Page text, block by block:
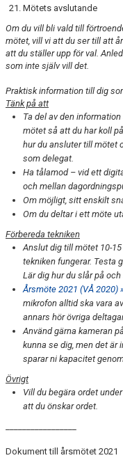
Mötets avslutande
Om du vill bli vald till
mötet, vill vi att du ser till att
att du ställer upp för val.
som inte själv vill det.
Praktisk information till dig
Tänk på att
Ta del av den
mötet så att du har koll
hur du ansluter till mötet
som delegat.
Ha tålamod – vid ett
och mellan
Om möjligt, sitt enskilt
Om du deltar i ett möte
Förbereda tekniken
Anslut dig till mötet 10-
tekniken fungerar. Testa
Lär dig hur du slår på
Årsmöte 2021 (VÅ 2020)
mikrofon alltid ska vara
annars hör övriga
Använd gärna kameran
kunna se dig, men det är
sparar ni kapacitet
Övrigt
Vill du begära ordet
att du önskar ordet.
Dokument till årsmötet 2021